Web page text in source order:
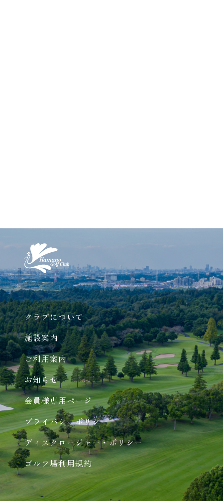
クラブについて
施設案内
ご利用案内
お知らせ
会員様専用ページ
プライバシーポリシー
ディスクロージャー・ポリシー
ゴルフ場利用規約